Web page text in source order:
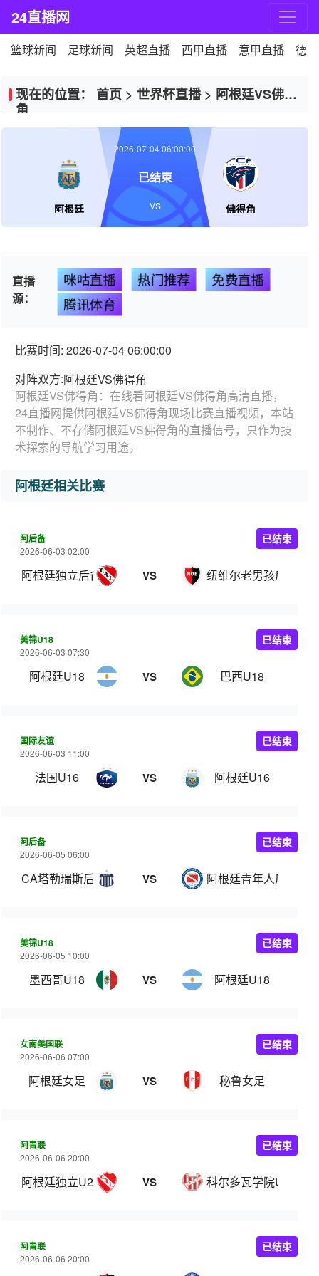
24直播网
篮球新闻 足球新闻 英超直播 西甲直播 意甲直播 德
现在的位置： 首页 > 世界杯直播> 阿根廷VS佛得
角
阿根廷 佛得角
2026-07-04 06:00:00
已结束
VS
直播
源：
咪咕直播 热门推荐
免费直播
腾讯体育
比赛时间: 2026-07-04 06:00:00
对阵双方:阿根廷VS佛得角
阿根廷VS佛得角：在线看阿根廷VS佛得角高清直播，
24直播网提供阿根廷VS佛得角现场比赛直播视频，本站
不制作、不存储阿根廷VS佛得角的直播信号，只作为技
术探索的导航学习用途。
阿根廷相关比赛
阿后备
2026-06-03 02:00
阿根廷独立后备队 VS 纽维尔老男孩后备队
已结束
美锦U18
2026-06-03 07:30
阿根廷U18 VS 巴西U18
已结束
国际友谊
2026-06-03 11:00
法国U16 VS 阿根廷U16
已结束
阿后备
2026-06-05 06:00
CA塔勒瑞斯后备队 VS 阿根廷青年人后备队
已结束
美锦U18
2026-06-05 10:00
墨西哥U18 VS 阿根廷U18
已结束
女南美国联
2026-06-06 07:00
阿根廷女足 VS 秘鲁女足
已结束
阿青联
2026-06-06 20:00
阿根廷独立U20 VS 科尔多瓦学院U20
已结束
阿青联
2026-06-06 20:00
已结束